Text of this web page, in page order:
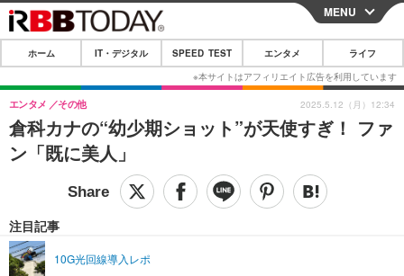
CLOSE
ホーム
IT・デジタル
IT・デジタルTOP スマートフォン
ショッピング その他
SPEED TEST
エンタメTOP 映画・ドラマ
ライフTOP
リリース一覧
MENU
ホーム IT・デジタル SPEED TEST エンタメ ライフ
倉科カナの“幼少期ショット”が天使すぎ！ ファ
ン「既に美人」
エンタメ その他
注目記事
10G光回線導入レポ
2025.5.12（月）12:34